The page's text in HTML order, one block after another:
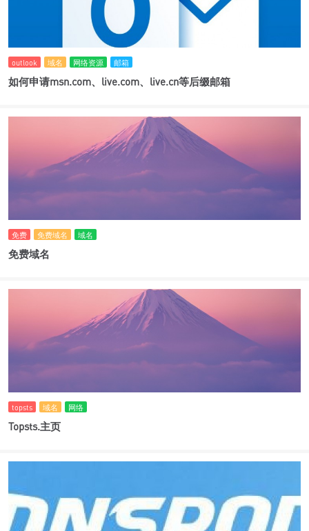
outlook 域名 网络资源 邮箱
如何申请msn.com、live.com、live.cn等后缀邮箱
免费 免费域名 域名
免费域名
topsts 域名 网络
Topsts.主页